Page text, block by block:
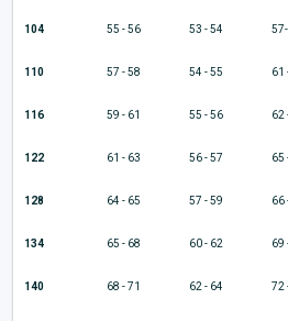
104 55 - 56 53 - 54
110 57 - 58 54 - 55 61
116 59 - 61 55 - 56 62
122 61 - 63 56 - 57 65
128 64 - 65 57 - 59 66
134 65 - 68 60 - 62 69
140 68 - 71 62 - 64 72